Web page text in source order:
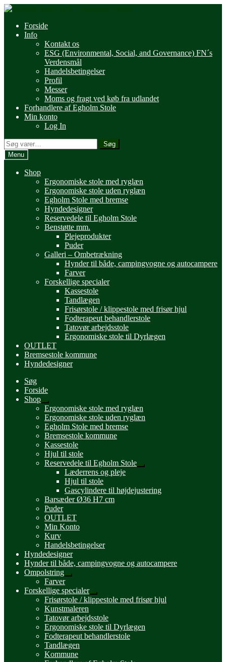
Spring
navigation
Spring
indholdForside
Info
Kontakt os
ESG (Environmental, Social, and Governance) FN´s
Verdensmål
Handelsbetingelser
Profil
Messer
Moms og fragt ved køb fra udlandet
Forhandlere af Egholm Stole
Min konto
Log In
Søg
efter:
Søg
Menu
Shop
Ergonomiske stole med ryglæn
Ergonomiske stole uden ryglæn
Egholm Stole med bremse
Hyndedesigner
Reservedele til Egholm Stole
Benstøtte mm.
Plejeprodukter
Puder
Galleri – Ombetrækning
Hynder til både, campingvogne og autocampere
Farver
Forskellige specialer
Kassestole
Tandlægen
Frisørstole / klippestole med frisør hjul
Fodterapeut behandlerstole
Tatovør arbejdsstole
Ergonomiske stole til Dyrlægen
OUTLET
Bremsestole kommune
Hyndedesigner
Søg
Forside
Shop
Udfold
undermenu
Ergonomiske stole med ryglæn
Ergonomiske stole uden ryglæn
Egholm Stole med bremse
Bremsestole kommune
Kassestole
Hjul til stole
Reservedele til Egholm Stole
Udfold
Læderrens og pleje
Hjul til stole
Gascylindere til højdejustering
Barsæder Ø36 H7 cm
Puder
OUTLET
Min Konto
Kurv
Handelsbetingelser
Hyndedesigner
Hynder til både, campingvogne og autocampere
Ompolstring
Udfold
undermenu
Farver
Forskellige specialer
Udfold
undermenu
Frisørstole / klippestole med frisør hjul
Kunstmaleren
Tatovør arbejdsstole
Ergonomiske stole til Dyrlægen
Fodterapeut behandlerstole
Tandlægen
Kommune